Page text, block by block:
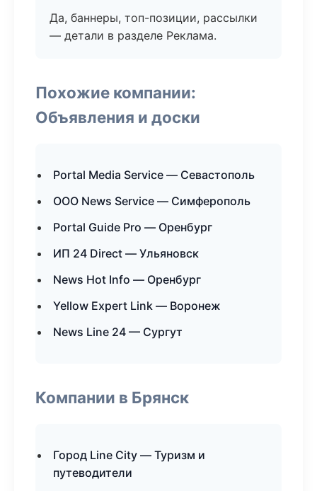
Да, баннеры, топ-позиции, рассылки
— детали в разделе Реклама.
Похожие компании:
Объявления и доски
Portal Media Service — Севастополь
ООО News Service — Симферополь
Portal Guide Pro — Оренбург
ИП 24 Direct — Ульяновск
News Hot Info — Оренбург
Yellow Expert Link — Воронеж
News Line 24 — Сургут
Компании в Брянск
Город Line City — Туризм и
путеводители